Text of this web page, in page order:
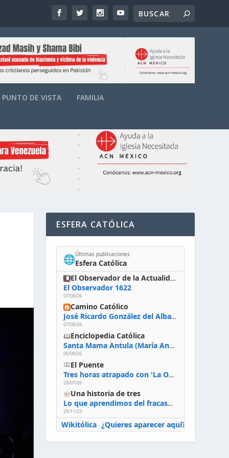
PUNTO DE VISTA FAMILIA
ESFERA CATÓLICA
🌐Últimas publicaciones
Esfera Católica
El Observador de la Actualidad
El Observador 1622
07/08/26
Camino Católico
José Ricardo González del Alba, artista sacro: «Yo oro, hablo con Dios, le pido al Espíritu Santo su inspiración y siempre pinto rezando el rosario para que sea Él quien actúe a través de mis manos»
07/08/26
Enciclopedia Católica
Santa Mama Antula (María Antonia de Paz y Figueroa)
06/08/26
El Puente
Tres horas atrapado con 'La Odisea' de Nolan
28/07/26
Una historia de tres
Lo que aprendimos del fracaso al emprender
25/11/23
Wikitólica· ¿Quieres aparecer aquí?